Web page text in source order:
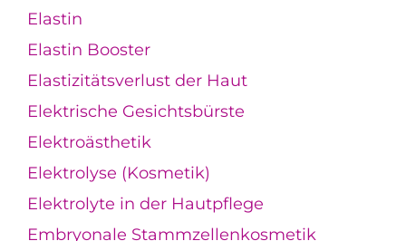
Elastin
Elastin Booster
Elastizitätsverlust der Haut
Elektrische Gesichtsbürste
Elektroästhetik
Elektrolyse (Kosmetik)
Elektrolyte in der Hautpflege
Embryonale Stammzellenkosmetik